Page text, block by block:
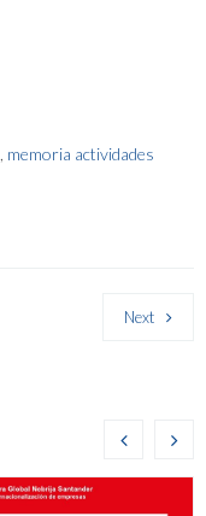
memoria actividades
Next